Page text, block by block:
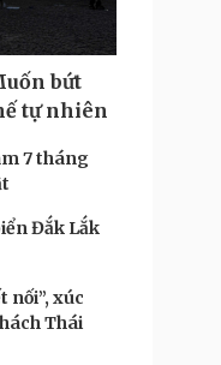
bứt
tự nhiên
7 tháng
Đắk Lắk
nối”, xúc
Thái